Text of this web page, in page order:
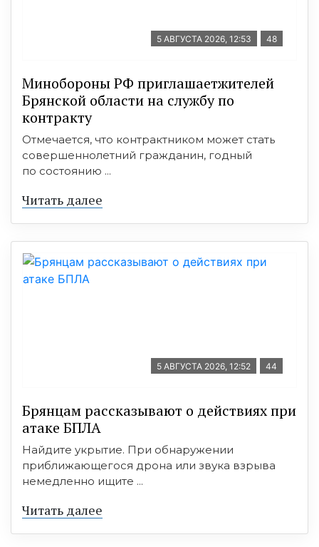
5 АВГУСТА 2026, 12:53 48
Минобoроны РФ приглaшaетжитeлeй
Брянской области на службу по
контракту
Отмечается, что контрактником может стать
совершеннолетний гражданин, годный
по состоянию ...
Читать далее
5 АВГУСТА 2026, 12:52 44
Брянцам рассказывают о действиях при
атаке БПЛА
Найдите укрытие. При обнаружении
приближающегося дрона или звука взрыва
немедленно ищите ...
Читать далее